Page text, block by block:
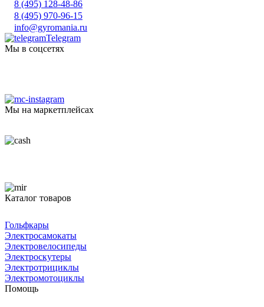
8 (495) 128-48-86
8 (495) 970-96-15
info@gyromania.ru
Telegram
Мы в соцсетях
Мы на маркетплейсах
Каталог товаров
Гольфкары
Электросамокаты
Электровелосипеды
Электроскутеры
Электротрициклы
Электромотоциклы
Помощь